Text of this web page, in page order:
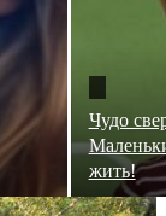
Чудо
жить!